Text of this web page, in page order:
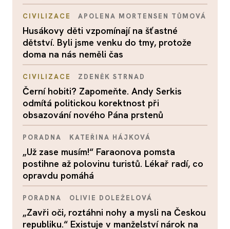
CIVILIZACE APOLENA MORTENSEN TŮMOVÁ
Husákovy děti vzpomínají na šťastné
dětství. Byli jsme venku do tmy, protože
doma na nás neměli čas
CIVILIZACE ZDENĚK STRNAD
Černí hobiti? Zapomeňte. Andy Serkis
odmítá politickou korektnost při
obsazování nového Pána prstenů
PORADNA KATEŘINA HÁJKOVÁ
„Už zase musím!“ Faraonova pomsta
postihne až polovinu turistů. Lékař radí, co
opravdu pomáhá
PORADNA OLIVIE DOLEŽELOVÁ
„Zavři oči, roztáhni nohy a mysli na Českou
republiku.“ Existuje v manželství nárok na